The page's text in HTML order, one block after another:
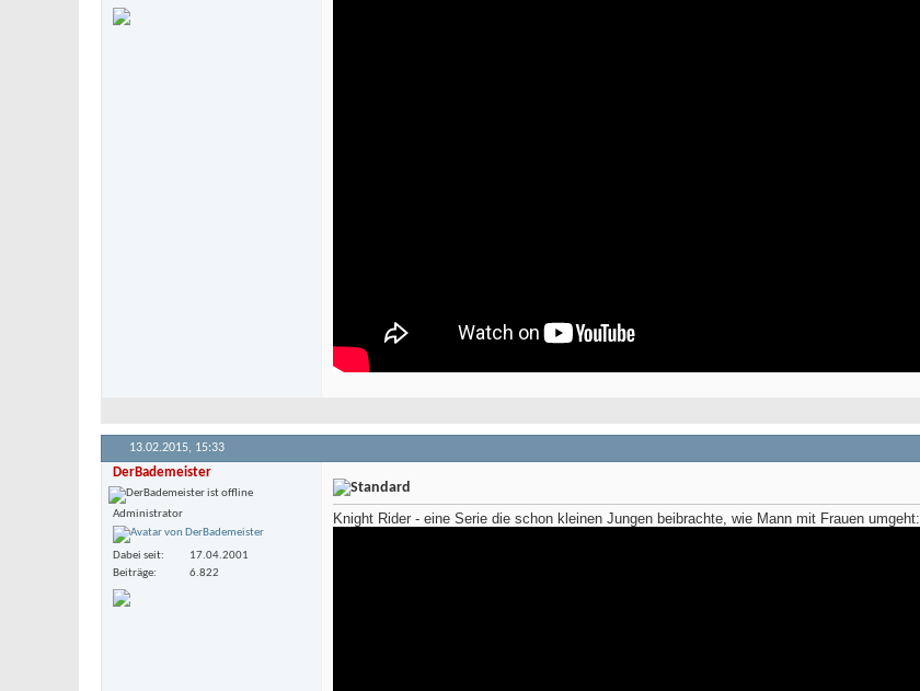
13.02.2015, 15:33
DerBademeister
Administrator
Dabei seit
17.04.2001
Beiträge
6.822
Knight Rider - eine Serie die schon kleinen Jungen beibrachte, wie Mann mit Frauen umgeht: